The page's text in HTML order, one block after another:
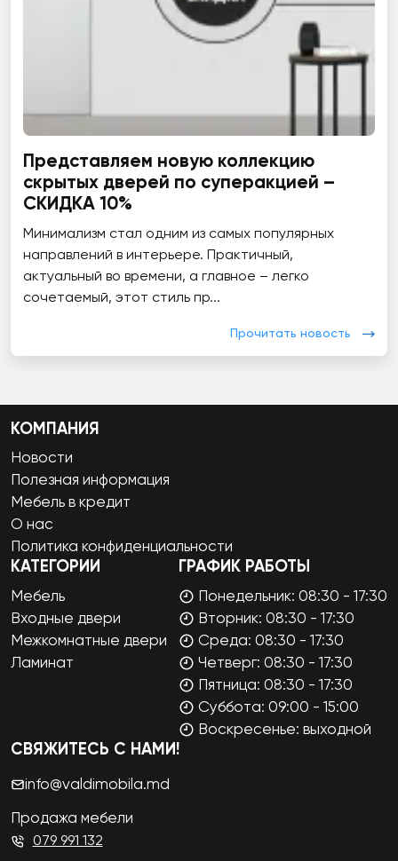
Представляем новую коллекцию
скрытых дверей по суперакцией –
СКИДКА 10%
Минимализм стал одним из самых популярных
направлений в интерьере. Практичный,
актуальный во времени, а главное – легко
сочетаемый, этот стиль пр...
Прочитать новость
КОМПАНИЯ
Новости
Полезная информация
Мебель в кредит
О нас
Политика конфиденциальности
КАТЕГОРИИ
Мебель
Входные двери
Межкомнатные двери
Ламинат
ГРАФИК РАБОТЫ
Понедельник: 08:30 - 17:30
Вторник: 08:30 - 17:30
Среда: 08:30 - 17:30
Четверг: 08:30 - 17:30
Пятница: 08:30 - 17:30
Суббота: 09:00 - 15:00
Воскресенье: выходной
СВЯЖИТЕСЬ С НАМИ!
info@valdimobila.md
Продажа мебели
079 991 132